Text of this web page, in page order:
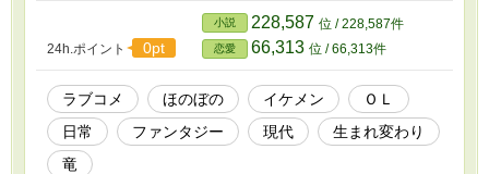
ったＯＬさんのお話。
24h.ポイント 0pt
小説 228,587 位 / 228,587件
恋愛 66,313 位 / 66,313件
ラブコメ ほのぼの イケメン
ＯＬ
日常
ファンタジー 現代
生まれ変わり
竜